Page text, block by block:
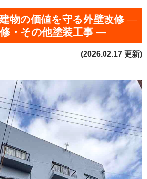
建物の価値を守る外壁改修 ―
・その他塗装工事 ―
(2026.02.17 更新)